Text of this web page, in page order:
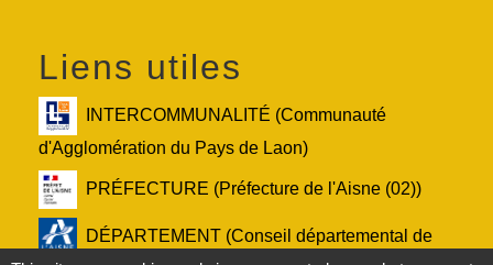
Liens utiles
INTERCOMMUNALITÉ (Communauté
d'Agglomération du Pays de Laon)
PRÉFECTURE (Préfecture de l'Aisne (02))
DÉPARTEMENT (Conseil départemental de